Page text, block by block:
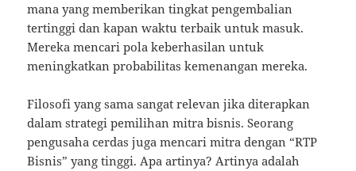
mana yang memberikan tingkat pengembalian
tertinggi dan kapan waktu terbaik untuk masuk.
Mereka mencari pola keberhasilan untuk
meningkatkan probabilitas kemenangan mereka.
Filosofi yang sama sangat relevan jika diterapkan
dalam strategi pemilihan mitra bisnis. Seorang
pengusaha cerdas juga mencari mitra dengan “RTP
Bisnis” yang tinggi. Apa artinya? Artinya adalah